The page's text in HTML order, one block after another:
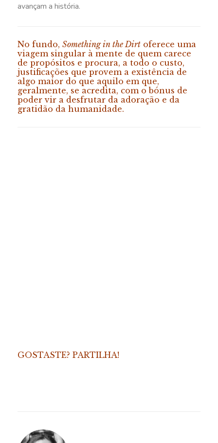
avançam a história.
No fundo, Something in the Dirt oferece uma
viagem singular à mente de quem carece
de propósitos e procura, a todo o custo,
justificações que provem a existência de
algo maior do que aquilo em que,
geralmente, se acredita, com o bónus de
poder vir a desfrutar da adoração e da
gratidão da humanidade.
GOSTASTE? PARTILHA!